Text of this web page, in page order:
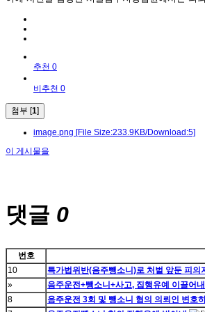
추천 0
비추천 0
첨부 [1]
image.png [File Size:233.9KB/Download:5]
이 게시물을
댓글 0
번호
10
특가법위반(음주뺑소니)로 처벌 앞둔 피의
»
음주운전+뺑소니+사고, 집행유예 이끌어내
8
음주운전 3회 및 뺑소니 혐의 의뢰인 변호